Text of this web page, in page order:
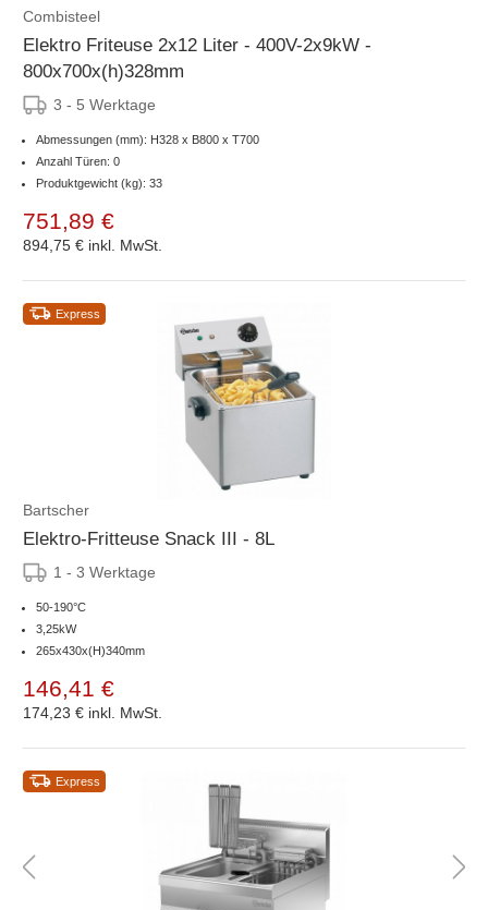
Combisteel
Elektro Friteuse 2x12 Liter - 400V-2x9kW -
800x700x(h)328mm
3 - 5 Werktage
Abmessungen (mm): H328 x B800 x T700
Anzahl Türen: 0
Produktgewicht (kg): 33
751,89 €
894,75 € inkl. MwSt.
Express
Bartscher
Elektro-Fritteuse Snack III - 8L
1 - 3 Werktage
50-190°C
3,25kW
265x430x(H)340mm
146,41 €
174,23 € inkl. MwSt.
Express